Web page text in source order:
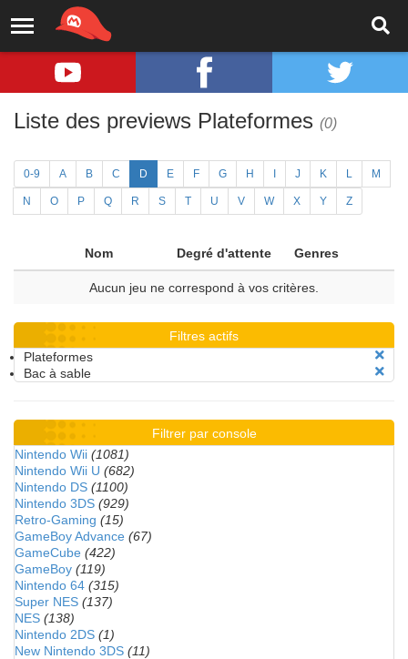
Liste des previews Plateformes (0)
0-9 A B C D E F G H J K L M
N O P Q R S T U V W X Y Z
Nom Degré d'attente Genres
Aucun jeu ne correspond à vos critères.
Filtres actifs
Plateformes
Bac à sable
Filtrer par console
Nintendo Wii (1081)
Nintendo Wii U (682)
Nintendo DS (1100)
Nintendo 3DS (929)
Retro-Gaming (15)
GameBoy Advance (67)
GameCube (422)
GameBoy (119)
Nintendo 64 (315)
Super NES (137)
NES (138)
Nintendo 2DS (1)
New Nintendo 3DS (11)